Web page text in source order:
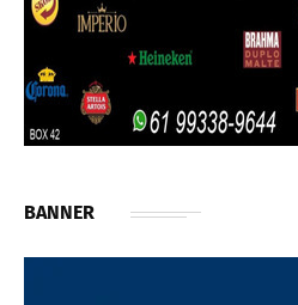
BANNER